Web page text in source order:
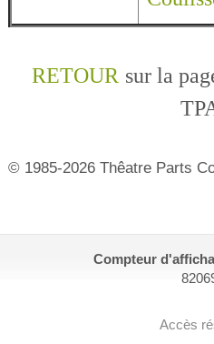
RETOUR sur la
© 1985-2026 Thêatre Parts
Compteur
Accès